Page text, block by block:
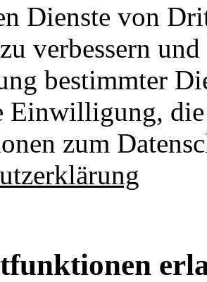
Dienste von
verbessern
bestimmter
Einwilligung,
zum